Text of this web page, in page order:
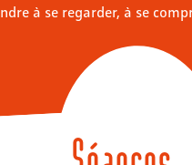
à se regarder, à se